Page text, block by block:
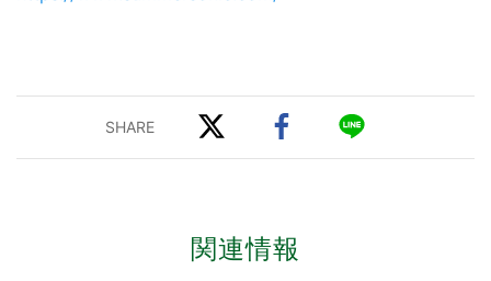
関連情報